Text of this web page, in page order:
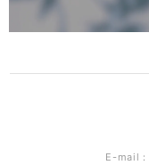
E-mail：